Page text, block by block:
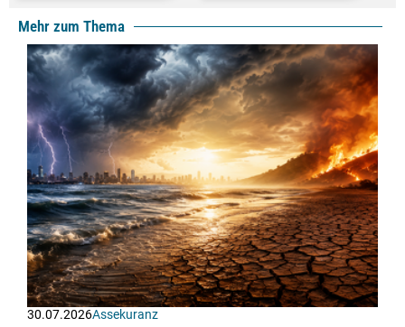
Mehr zum Thema
30.07.2026Assekuranz